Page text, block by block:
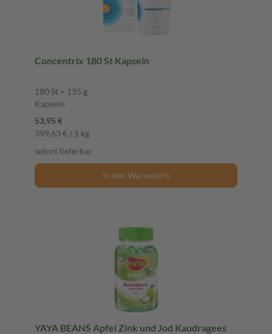
Concentrix 180 St Kapseln
180 St = 135 g
Kapseln
53,95 €
399,63 € / 1 kg
sofort lieferbar
In den Warenkorb
YAYA BEANS Apfel Zink und Jod Kaudragees